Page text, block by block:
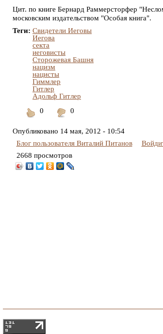
Цит. по книге Бернард Раммерсторфер
московским издательством "Особая книга".
Теги: Свидетели Иеговы
Иегова
секта
иеговисты
Сторожевая Башня
нацизм
нацисты
Гиммлер
Гитлер
Адольф Гитлер
0
понравилось
0
Опубликовано 14 мая, 2012 - 10:54
Блог пользователя Виталий Питанов
2668 просмотров